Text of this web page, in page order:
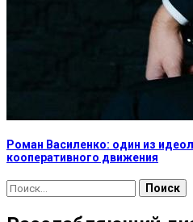
Роман Василенко: один из
кооперативного движения
Найти: